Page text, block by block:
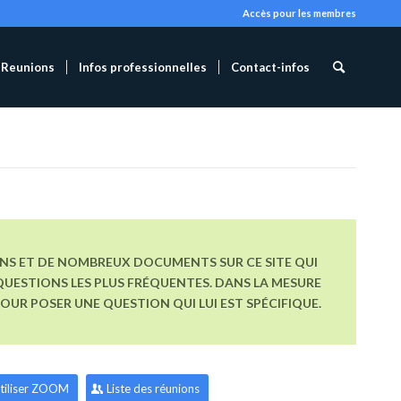
Accès pour les membres
Reunions Infos professionnelles Contact-infos
ET DE NOMBREUX DOCUMENTS SUR CE SITE QUI
LES PLUS FRÉQUENTES. DANS LA MESURE
POSER UNE QUESTION QUI LUI EST SPÉCIFIQUE.
ZOOM Liste des réunions